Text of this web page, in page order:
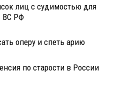
лиц с судимостью для
ВС РФ
оперу и спеть арию
по старости в России